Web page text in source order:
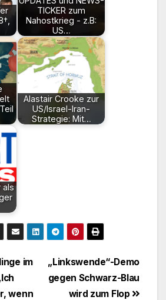
TICKER zum
Nahostkrieg - z.B:
US…
Alastair Crooke zur
US/Israel-Iran-
Strategie: Mit…
als
„Linkswende“-Demo
gegen Schwarz-Blau
wird zum Flop
im
wenn